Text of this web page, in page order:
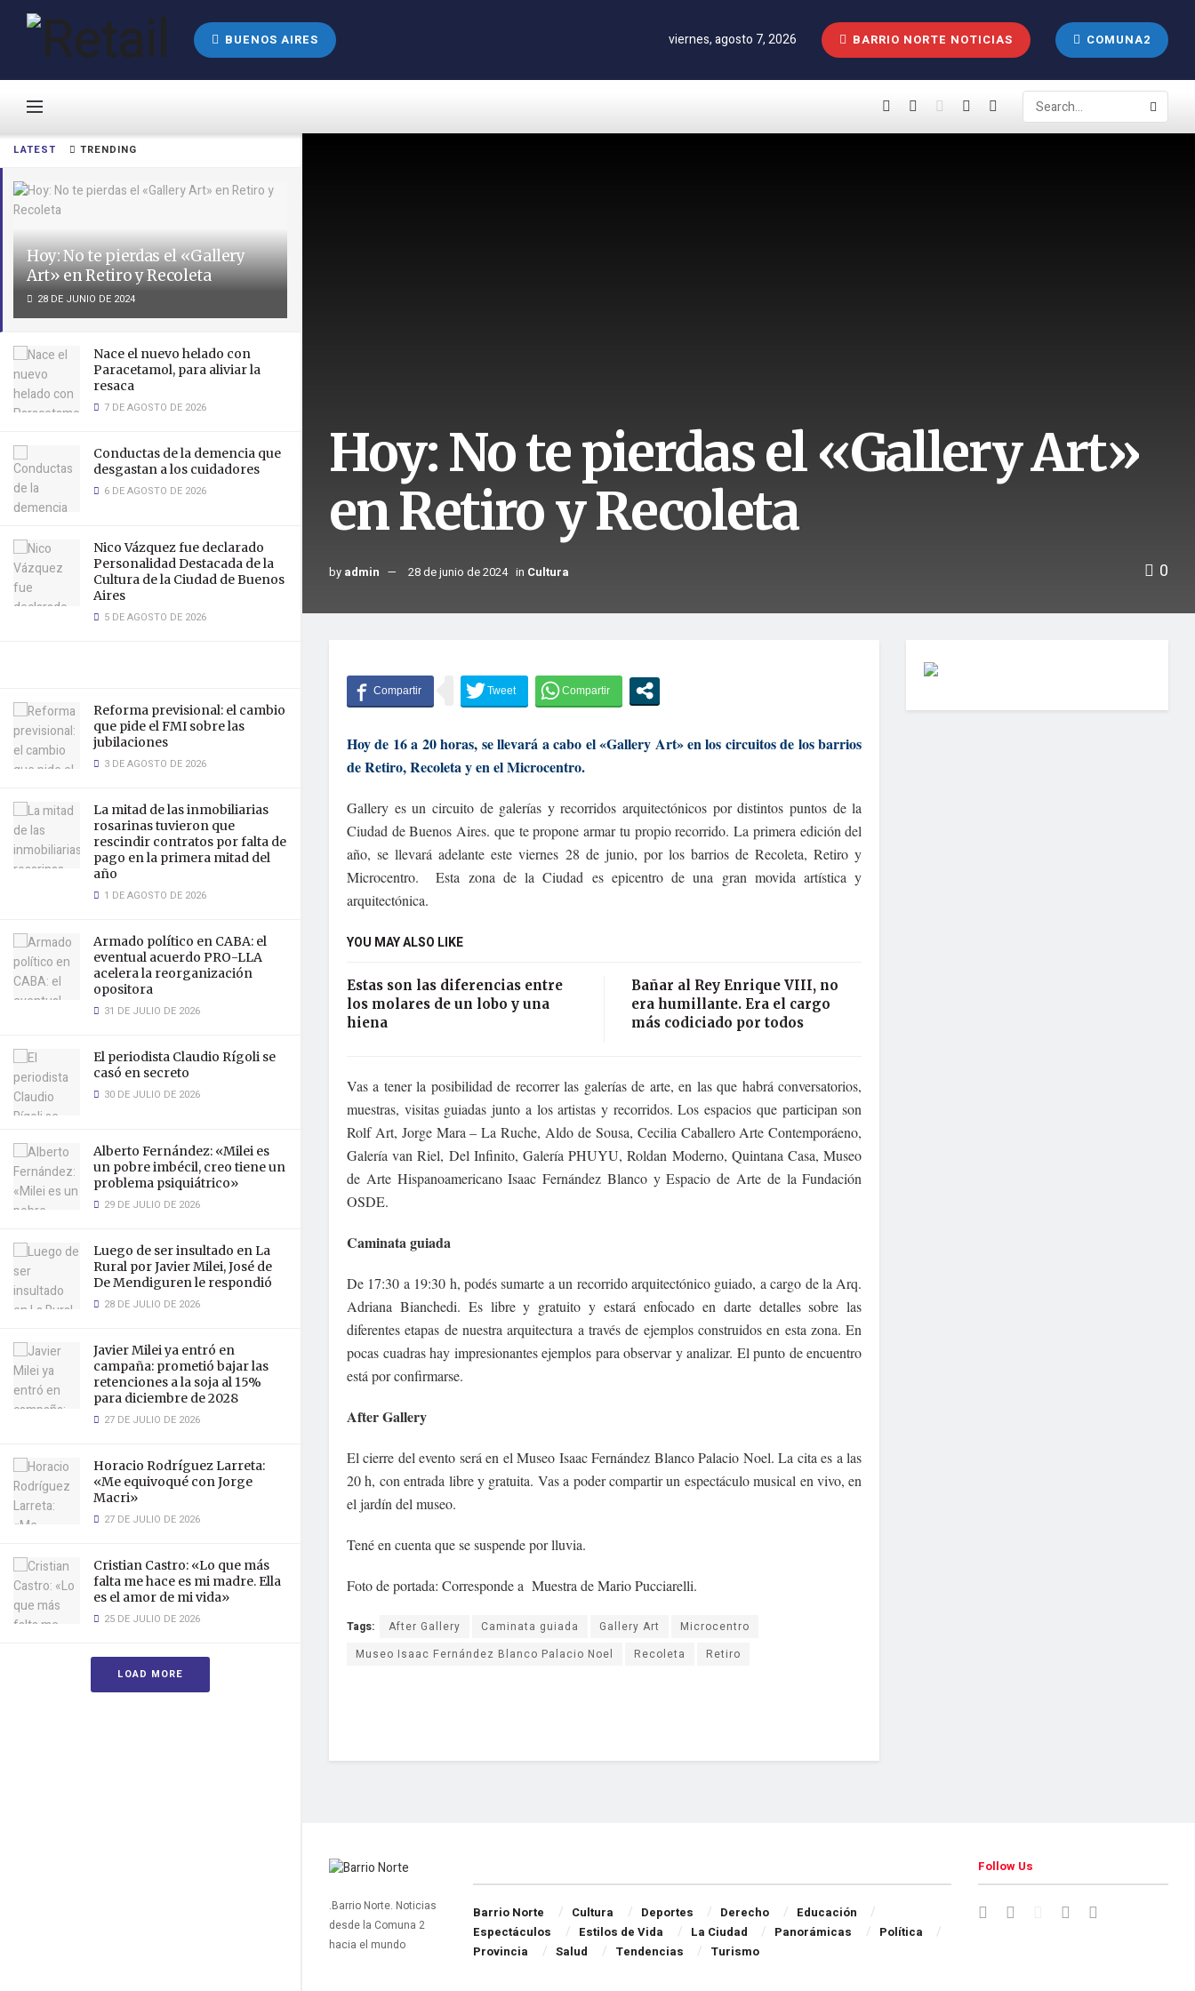
LATEST TRENDING
Hoy: No te pierdas el «Gallery
Art» en Retiro y Recoleta
28 DE JUNIO DE 2024
Nace el nuevo helado con
Paracetamol, para aliviar la
resaca
7 DE AGOSTO DE 2026
Conductas de la demencia que
desgastan a los cuidadores
6 DE AGOSTO DE 2026
Nico Vázquez fue declarado
Personalidad Destacada de la
Cultura de la Ciudad de Buenos
Aires
5 DE AGOSTO DE 2026
Reforma previsional: el cambio
que pide el FMI sobre las
jubilaciones
3 DE AGOSTO DE 2026
La mitad de las inmobiliarias
rosarinas tuvieron que
rescindir contratos por falta de
pago en la primera mitad del
año
1 DE AGOSTO DE 2026
Armado político en CABA: el
eventual acuerdo PRO-LLA
acelera la reorganización
opositora
31 DE JULIO DE 2026
El periodista Claudio Rígoli se
casó en secreto
30 DE JULIO DE 2026
Alberto Fernández: «Milei es
un pobre imbécil, creo tiene un
problema psiquiátrico»
29 DE JULIO DE 2026
Luego de ser insultado en La
Rural por Javier Milei, José de
De Mendiguren le respondió
28 DE JULIO DE 2026
Javier Milei ya entró en
campaña: prometió bajar las
retenciones a la soja al 15%
para diciembre de 2028
27 DE JULIO DE 2026
Horacio Rodríguez Larreta:
«Me equivoqué con Jorge
Macri»
27 DE JULIO DE 2026
Cristian Castro: «Lo que más
falta me hace es mi madre. Ella
es el amor de mi vida»
25 DE JULIO DE 2026
LOAD MORE
BUENOS AIRES viernes, agosto 7, 2026 BARRIO NORTE NOTICIAS COMUNA2
Hoy: No te pierdas el «Gallery Art»
en Retiro y Recoleta
by admin 28 de junio de 2024 in Cultura 0
Hoy de 16 a 20 horas, se llevará a cabo el «Gallery Art» en los circuitos de los barrios
de Retiro, Recoleta y en el Microcentro.
Gallery es un circuito de galerías y recorridos arquitectónicos por distintos puntos de la
Ciudad de Buenos Aires. que te propone armar tu propio recorrido. La primera edición del
año, se llevará adelante este viernes 28 de junio, por los barrios de Recoleta, Retiro y
Microcentro. Esta zona de la Ciudad es epicentro de una gran movida artística y
arquitectónica.
YOU MAY ALSO LIKE
Estas son las diferencias entre
los molares de un lobo y una
hiena
Bañar al Rey Enrique VIII, no
era humillante. Era el cargo
más codiciado por todos
Vas a tener la posibilidad de recorrer las galerías de arte, en las que habrá conversatorios,
muestras, visitas guiadas junto a los artistas y recorridos. Los espacios que participan son
Rolf Art, Jorge Mara – La Ruche, Aldo de Sousa, Cecilia Caballero Arte Contemporáeno,
Galería van Riel, Del Infinito, Galería PHUYU, Roldan Moderno, Quintana Casa, Museo
de Arte Hispanoamericano Isaac Fernández Blanco y Espacio de Arte de la Fundación
OSDE.
Caminata guiada
De 17:30 a 19:30 h, podés sumarte a un recorrido arquitectónico guiado, a cargo de la Arq.
Adriana Bianchedi. Es libre y gratuito y estará enfocado en darte detalles sobre las
diferentes etapas de nuestra arquitectura a través de ejemplos construidos en esta zona. En
pocas cuadras hay impresionantes ejemplos para observar y analizar. El punto de encuentro
está por confirmarse.
After Gallery
El cierre del evento será en el Museo Isaac Fernández Blanco Palacio Noel. La cita es a las
20 h, con entrada libre y gratuita. Vas a poder compartir un espectáculo musical en vivo, en
el jardín del museo.
Tené en cuenta que se suspende por lluvia.
Foto de portada: Corresponde a Muestra de Mario Pucciarelli.
Tags: After Gallery Caminata guiada Gallery Art
Microcentro
Museo Isaac Fernández Blanco Palacio Noel
Recoleta Retiro
.Barrio Norte. Noticias
desde la Comuna 2
hacia el mundo
Barrio Norte Cultura Deportes Derecho
Educación
Espectáculos
Estilos de Vida La Ciudad Panorámicas
Política
Provincia
Salud Tendencias Turismo
Follow Us